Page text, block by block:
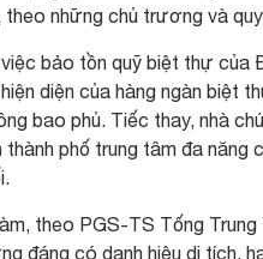
những chủ trương và
bảo tồn quỹ biệt thự
diện của hàng ngàn biệt
bao phủ. Tiếc thay, nhà
phố trung tâm đa năng
theo PGS-TS Tống
đáng có danh hiệu di tích,